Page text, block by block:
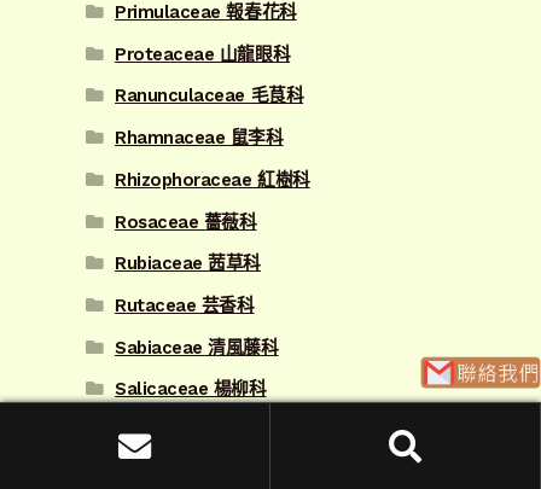
Primulaceae 報春花科
Proteaceae 山龍眼科
Ranunculaceae 毛茛科
Rhamnaceae 鼠李科
Rhizophoraceae 紅樹科
Rosaceae 薔薇科
Rubiaceae 茜草科
Rutaceae 芸香科
Sabiaceae 清風藤科
Salicaceae 楊柳科
Sapindaceae 無患子科
搜